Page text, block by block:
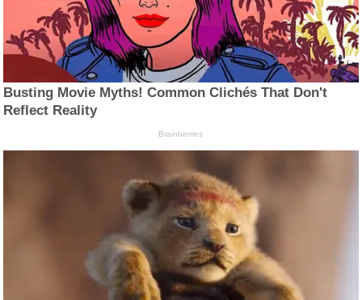
Busting Movie Myths! Common Clichés That Don't
Reflect Reality
Brainberries